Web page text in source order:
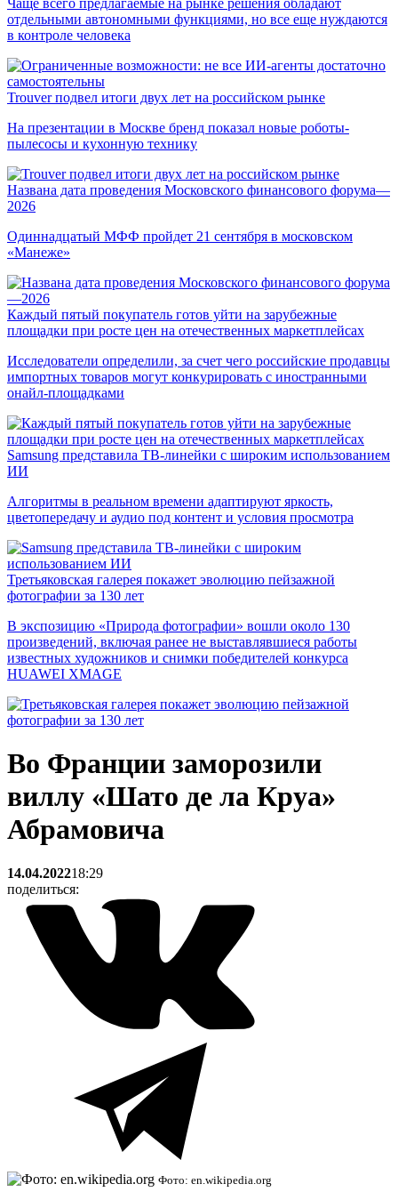
Чаще всего предлагаемые на рынке решения обладают
отдельными автономными функциями, но все еще нуждаются
в контроле человека
Trouver подвел итоги двух лет на российском рынке
На презентации в Москве бренд показал новые роботы-
пылесосы и кухонную технику
Названа дата проведения Московского финансового форума—
2026
Одиннадцатый МФФ пройдет 21 сентября в московском
«Манеже»
Каждый пятый покупатель готов уйти на зарубежные
площадки при росте цен на отечественных маркетплейсах
Исследователи определили, за счет чего российские продавцы
импортных товаров могут конкурировать с иностранными
онайл-площадками
Samsung представила ТВ-линейки с широким использованием
ИИ
Алгоритмы в реальном времени адаптируют яркость,
цветопередачу и аудио под контент и условия просмотра
Третьяковская галерея покажет эволюцию пейзажной
фотографии за 130 лет
В экспозицию «Природа фотографии» вошли около 130
произведений, включая ранее не выставлявшиеся работы
известных художников и снимки победителей конкурса
HUAWEI XMAGE
Во Франции заморозили
виллу «Шато де ла Круа»
Абрамовича
14.04.202218:29
поделиться:
Фото: en.wikipedia.org